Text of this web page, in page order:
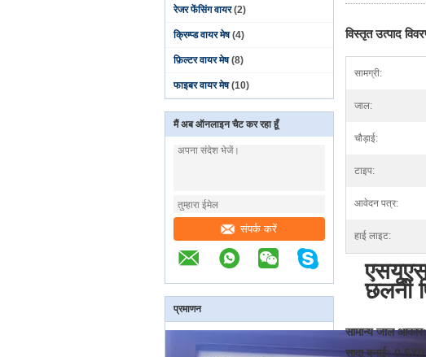
रेजर फेंसिंग वायर (2)
क्रिम्प्ड वायर मेष (4)
फ़िल्टर वायर मेष (8)
फाइबर वायर मेष (10)
मैं अब ऑनलाइन चैट कर रहा हूँ
संपर्क करें
प्रमाणन
विस्तृत उत्पाद
सामग्री:
जाल:
चौड़ाई:
टाइप:
आवेदन पत्र:
हाई लाइट:
छलनी
सामान्य जाल आकार:
सादा बुनाई: